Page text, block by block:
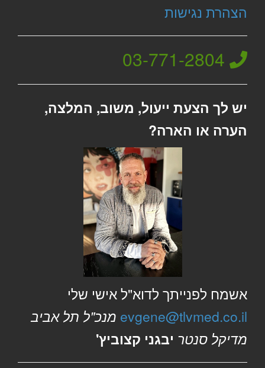
הצהרת נגישות
03-771-2804
יש לך הצעת ייעול, משוב, המלצה,
הערה או הארה?
אשמח לפנייתך לדוא"ל אישי שלי
evgene@tlvmed.co.il מנכ"ל תל אביב
מדיקל סנטר יבגני קצוביץ'